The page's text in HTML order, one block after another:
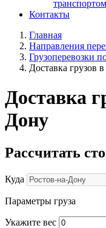
транспортом
Контакты
Главная
Направления
Грузоперевозки
Доставка грузов
Доставка
Дону
Рассчитать
Куда
Параметры груза
Укажите вес